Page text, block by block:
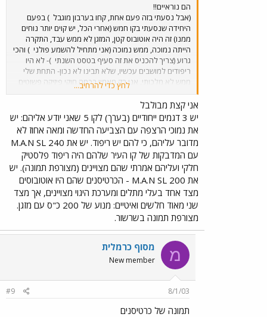
הם נוראיים!!
(אבל נסעתי בזה פעם אחת, קחו בערבון מוגבל ) בפעם
היחידה שנסעתי בקו חמש (אחרי הכל, יש קוים יותר נוחים
ממנו) זה היה אוטובוס קטן, המזגן לא ממש עבד, התקרה
הייתה נמוכה, ממש נמוכה (אני מתחיל להשמע פולני ) והכי
גרוע (צריך להכניס את זה סעיף בטסט השנתי )- לא היו
ריפודים למושבים עכשיו, שלא תבינו לא נכון- התחת שלי
ממש לא מלכותי, אני רק מאמין בכמה חוקי פיזיקה פשוטים
שאומרים שכשאוטובוס מסתובב, מקדם החיכוך (מיו אס או
מיו קיי, לא זוכר כבר
כלומר, אנחנו נבקר פחת את זה שיושה לידנו אם ישימו לנו
חתיכת בד קטנה. ובנוסף ישבתי בכסא ההפוך ההוא (גם את
אלה צריך להוציא מחוץ לחוק)
לחץ כדי להרחיב...
אני קצת מבולבל
יש 3 דגמים ייחודיים (בערך) לקו 5 שאני יודע אליהם: יש
את נמוכי הרצפה עם הצביעה החדשה ומאה אחוז לא
מדובר עליהם, כי להם יש ריפוד. יש את M.A.N SL 240
עם המדבקות של קו העיר שלהם היה ריפוד פלסטיק
חלקי ועליהם אמרתי שהם מצויינים (מצורפת תמונה). יש
את M.A.N SL 200 - הכרטיסנים שהם היו אוטובוסים
מצד אחד בעלי מתלים ומערכת היגוי מצויינים, אך מצד
שני מאוד חלשים ואיטיים: מנוע של 200 כ"ס עם מזגן.
מצורפת תמונה בשרשור.
מ מסוף כרמלית
New member
8/1/03
#9
תמונה של כרטיסנים